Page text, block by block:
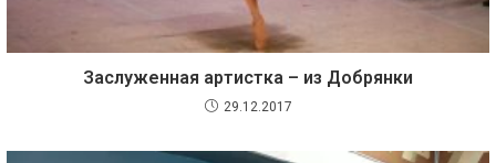
Заслуженная артистка – из Добрянки
29.12.2017